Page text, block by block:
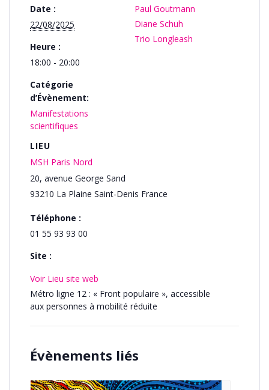
Date :
22/08/2025
Heure :
18:00 - 20:00
Catégorie
d’Évènement:
Manifestations
scientifiques
LIEU
MSH Paris Nord
20, avenue George Sand
93210 La Plaine Saint-Denis France
Téléphone :
01 55 93 93 00
Site :
Voir Lieu site web
Métro ligne 12 : « Front populaire », accessible
aux personnes à mobilité réduite
Paul Goutmann
Diane Schuh
Trio Longleash
Évènements liés